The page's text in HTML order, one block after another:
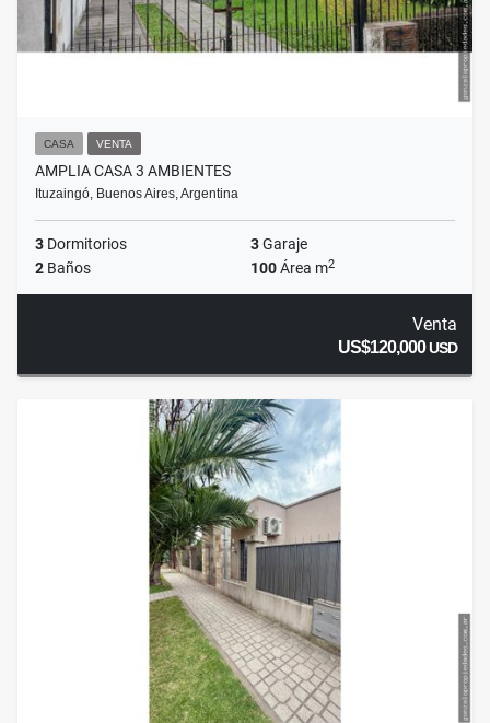
CASA VENTA
AMPLIA CASA 3 AMBIENTES
Ituzaingó, Buenos Aires, Argentina
3 Dormitorios 3Garaje
2 Baños 100Área m2
Venta
US$120,000USD